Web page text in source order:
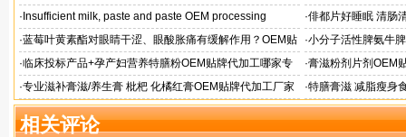
风向
· Insufficient milk, paste and paste OEM processing ·俳都片好睡眠 清肠
·蓝莓叶黄素酯对眼睛干涩、眼酸胀痛有缓解作用？OEM贴
牌代工
·小分子活性脾氨牛
格
·临床投标产品+孕产妇营养特膳粉OEM贴牌代加工哪家专
业
·膏滋粉剂片剂OEM
·专业滋补膏滋/养生膏 枇杷 化橘红膏OEM贴牌代加工厂家 ·特膳膏滋 减脂瘦身
务商
相关评论